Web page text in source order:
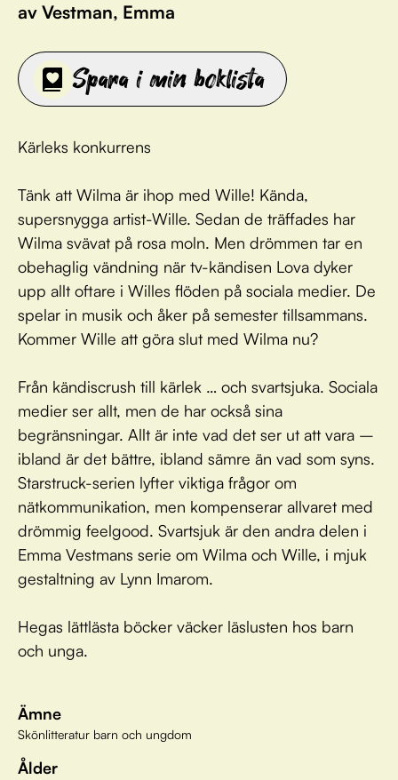
av Vestman, Emma
Spara i min boklista
Kärleks konkurrens
Tänk att Wilma är ihop med Wille! Kända,
supersnygga artist-Wille. Sedan de träffades har
Wilma svävat på rosa moln. Men drömmen tar en
obehaglig vändning när tv-kändisen Lova dyker
upp allt oftare i Willes flöden på sociala medier. De
spelar in musik och åker på semester tillsammans.
Kommer Wille att göra slut med Wilma nu?
Från kändiscrush till kärlek … och svartsjuka. Sociala
medier ser allt, men de har också sina
begränsningar. Allt är inte vad det ser ut att vara –
ibland är det bättre, ibland sämre än vad som syns.
Starstruck-serien lyfter viktiga frågor om
nätkommunikation, men kompenserar allvaret med
drömmig feelgood. Svartsjuk är den andra delen i
Emma Vestmans serie om Wilma och Wille, i mjuk
gestaltning av Lynn Imarom.
Hegas lättlästa böcker väcker läslusten hos barn
och unga.
Ämne
Skönlitteratur barn och ungdom
Ålder